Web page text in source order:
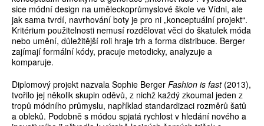
sice módní design na uměleckoprůmyslové škole ve Vídni, ale
jak sama tvrdí, navrhování boty je pro ni „konceptuální projekt“.
Kritérium použitelnosti nemusí rozdělovat věci do škatulek móda
nebo umění, důležitější roli hraje trh a forma distribuce. Berger
zajímají formální kódy, pracuje metodicky, analyzuje a
komparuje.
Diplomový projekt nazvala Sophie Berger Fashion is fast(2013),
tvořilo jej několik skupin oděvů, z nichž každý zkoumal jeden z
tropů módního průmyslu, například standardizaci rozměrů šatů
a obleků. Podobně s módou spjatá rychlost v hledání nového a